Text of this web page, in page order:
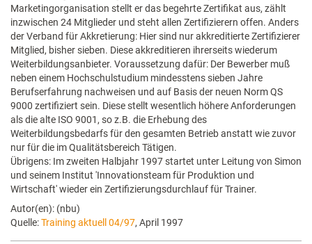
Marketingorganisation stellt er das begehrte Zertifikat aus, zählt
inzwischen 24 Mitglieder und steht allen Zertifizierern offen. Anders
der Verband für Akkretierung: Hier sind nur akkreditierte Zertifizierer
Mitglied, bisher sieben. Diese akkreditieren ihrerseits wiederum
Weiterbildungsanbieter. Voraussetzung dafür: Der Bewerber muß
neben einem Hochschulstudium mindesstens sieben Jahre
Berufserfahrung nachweisen und auf Basis der neuen Norm QS
9000 zertifiziert sein. Diese stellt wesentlich höhere Anforderungen
als die alte ISO 9001, so z.B. die Erhebung des
Weiterbildungsbedarfs für den gesamten Betrieb anstatt wie zuvor
nur für die im Qualitätsbereich Tätigen.
Übrigens: Im zweiten Halbjahr 1997 startet unter Leitung von Simon
und seinem Institut 'Innovationsteam für Produktion und
Wirtschaft' wieder ein Zertifizierungsdurchlauf für Trainer.
Autor(en): (nbu)
Quelle:Training aktuell 04/97, April 1997